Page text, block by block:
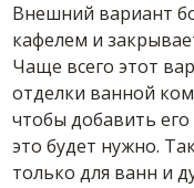
Внешний вариант
кафелем и
Чаще всего этот
отделки ванной
чтобы добавить
это будет нужно.
только для ванн и